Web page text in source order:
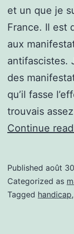
et un que je
France. Il est
aux
antifascistes.
des
qu’il fasse
trouvais
Continue
Published août
Categorized as
Tagged handicap,